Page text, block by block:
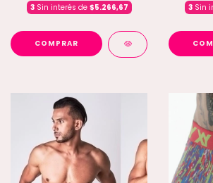
3Sin interés de $5.266,67
COMPRAR
3Sin